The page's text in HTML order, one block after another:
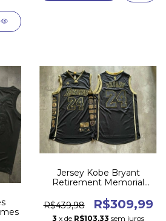
Jersey Kobe Bryant
Retirement Memorial
R$439,98
R$309,99
3 x de R$103,33 sem juros